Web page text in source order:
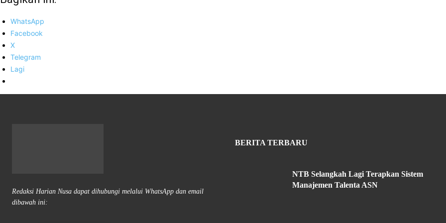
WhatsApp
Facebook
X
Telegram
Lagi
Redaksi Harian Nusa dapat dihubungi melalui WhatsApp dan email
dibawah ini:
BERITA TERBARU
NTB Selangkah Lagi Terapkan Sistem
Manajemen Talenta ASN